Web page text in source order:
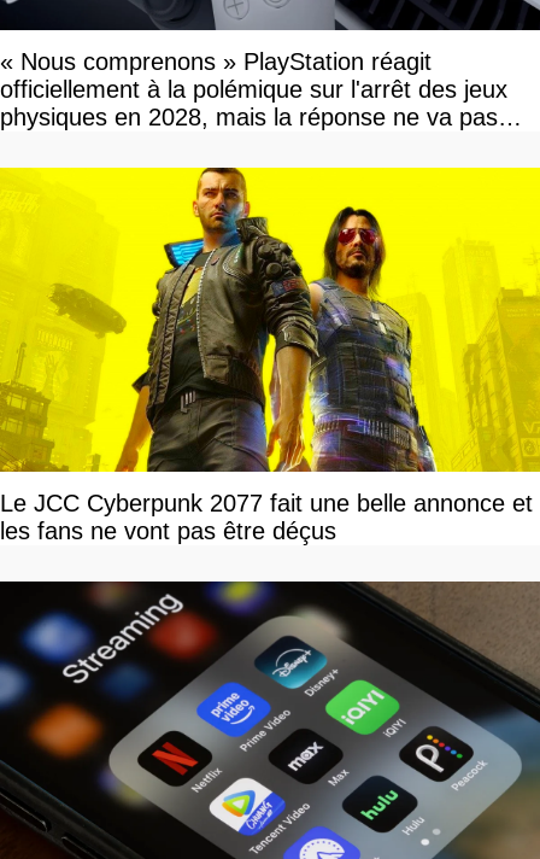
« Nous comprenons » PlayStation réagit
officiellement à la polémique sur l'arrêt des jeux
physiques en 2028, mais la réponse ne va pas
Le JCC Cyberpunk 2077 fait une belle annonce et
les fans ne vont pas être déçus